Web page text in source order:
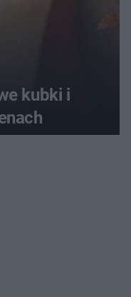
kubki i